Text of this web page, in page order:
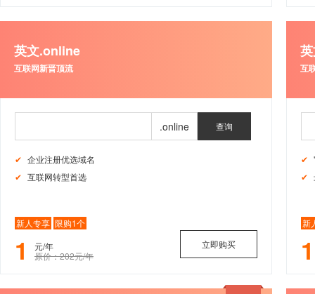
英文.online
互联网新晋顶流
查询
企业注册优选域名
互联网转型首选
1
元/年
原价：202元/年
新人专享 限购1个
立即购买
互
新